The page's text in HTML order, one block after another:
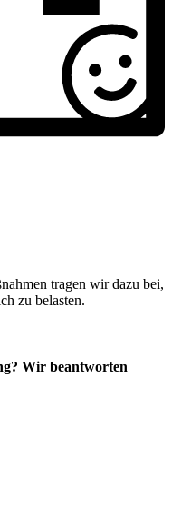
tragen wir dazu bei,
zu belasten.
Wir beantworten